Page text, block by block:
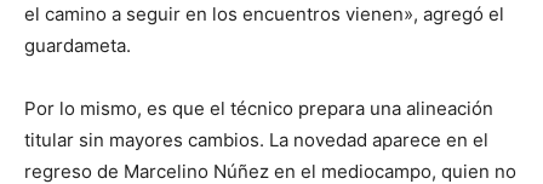
el camino a seguir en los encuentros vienen», agregó el
guardameta.
Por lo mismo, es que el técnico prepara una alineación
titular sin mayores cambios. La novedad aparece en el
regreso de Marcelino Núñez en el mediocampo, quien no